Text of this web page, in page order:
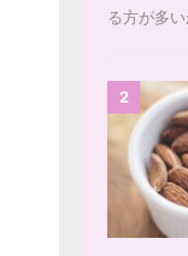
る方が多
2